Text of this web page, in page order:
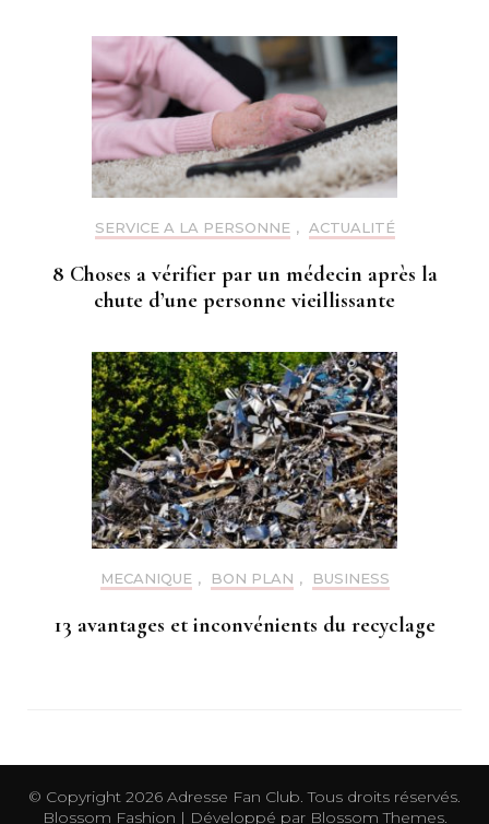
SERVICE A LA PERSONNE , ACTUALITÉ
8 Choses a vérifier par un médecin après la
chute d’une personne vieillissante
MECANIQUE , BON PLAN , BUSINESS
13 avantages et inconvénients du recyclage
© Copyright 2026 Adresse Fan Club. Tous droits réservés.
Blossom Fashion | Développé parBlossom Themes.